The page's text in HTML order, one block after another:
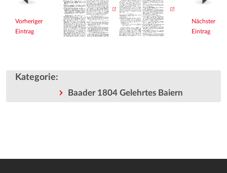
Vorheriger
Eintrag
Nächster
Eintrag
Kategorie:
Baader 1804 Gelehrtes Baiern